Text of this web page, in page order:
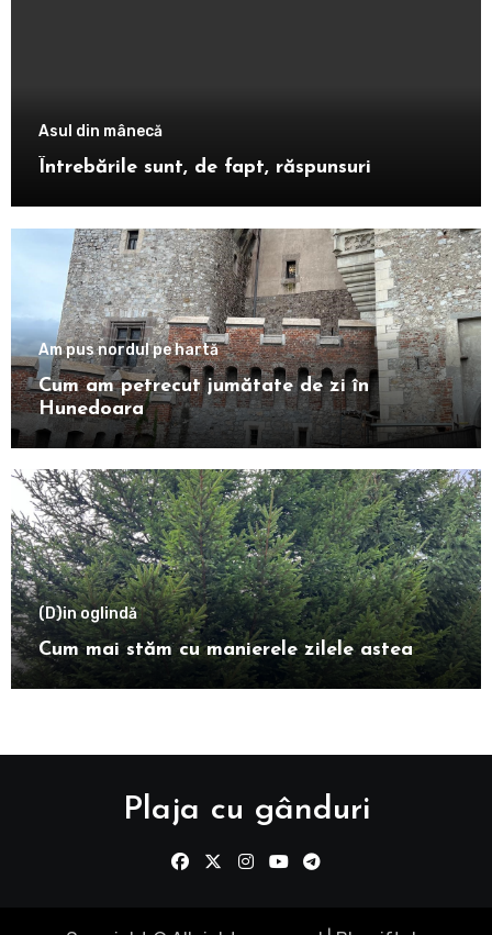
Asul din mânecă
Întrebările sunt, de fapt, răspunsuri
Am pus nordul pe hartă
Cum am petrecut jumătate de zi în
Hunedoara
(D)in oglindă
Cum mai stăm cu manierele zilele astea
Plaja cu gânduri